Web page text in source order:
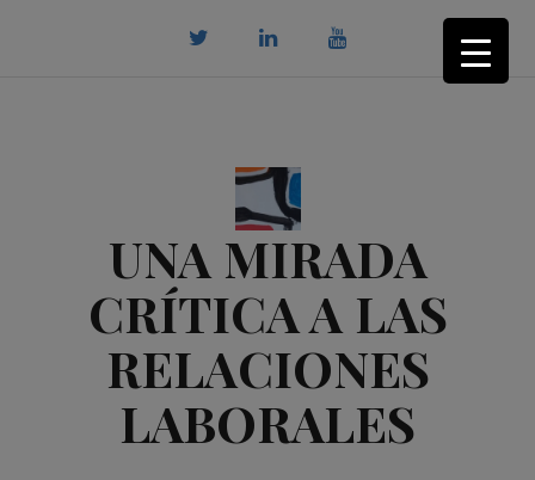
UNA MIRADA
CRÍTICA A LAS
RELACIONES
LABORALES